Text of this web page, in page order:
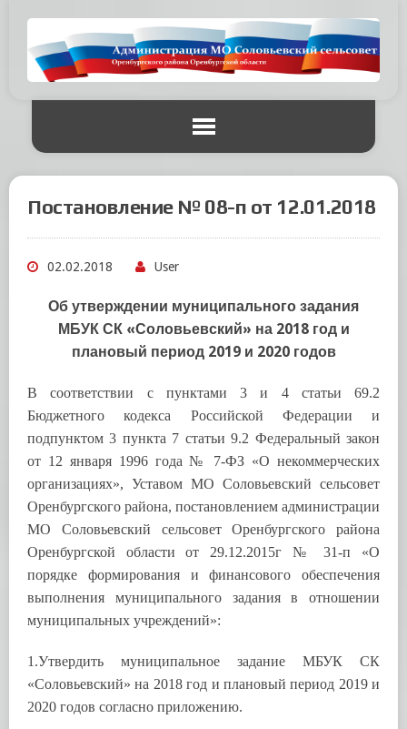
Постановление № 08-п от 12.01.2018
02.02.2018 User
Об утверждении муниципального задания
МБУК СК «Соловьевский» на 2018 год и
плановый период 2019 и 2020 годов
В соответствии с пунктами 3 и 4 статьи 69.2
Бюджетного кодекса Российской Федерации и
подпунктом 3 пункта 7 статьи 9.2 Федеральный закон
от 12 января 1996 года № 7-ФЗ «О некоммерческих
организациях», Уставом МО Соловьевский сельсовет
Оренбургского района, постановлением администрации
МО Соловьевский сельсовет Оренбургского района
Оренбургской области от 29.12.2015г № 31-п «О
порядке формирования и финансового обеспечения
выполнения муниципального задания в отношении
муниципальных учреждений»:
1.Утвердить муниципальное задание МБУК СК
«Соловьевский» на 2018 год и плановый период 2019 и
2020 годов согласно приложению.